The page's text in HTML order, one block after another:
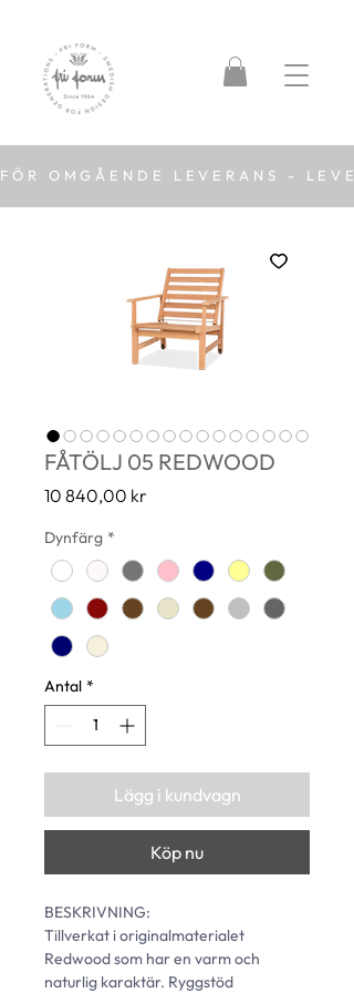
FÖR OMGÅENDE LEVERANS -
FÅTÖLJ 05 REDWOOD
10 840,00 kr
Dynfärg *
Antal *
Lägg i kundvagn
Köp nu
BESKRIVNING:
Tillverkat i originalmaterialet
Redwood som har en varm och
naturlig karaktär. Ryggstöd